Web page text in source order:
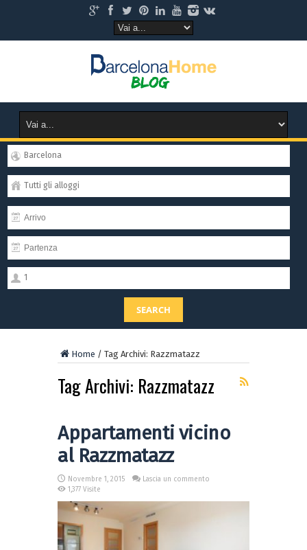
Barcelona
Tutti gli alloggi
1
SEARCH
Home / Tag Archivi: Razzmatazz
Tag Archivi: Razzmatazz
Appartamenti vicino
al Razzmatazz
Novembre 1, 2015
Lascia un commento
1,377 Visite